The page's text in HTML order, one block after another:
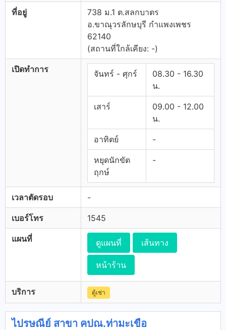
ที่อยู่
738 ม.1 ต.สลกบาตร
อ.ขาณุวรลักษบุรี กำแพงเพชร
62140
(สถานที่ใกล้เคียง: -)
เปิดทำการ จันทร์ - ศุกร์
08.30 - 16.30
น.
เสาร์
09.00 - 12.00
น.
อาทิตย์ -
หยุดนักขัต
ฤกษ์
-
เวลาตัดรอบ -
เบอร์โทร 1545
แผนที่ ดูแผนที่ เส้นทาง
หน้าร้าน
บริการ ตู้เช่า
ไปรษณีย์ สาขา คปณ.ท่ามะเขือ